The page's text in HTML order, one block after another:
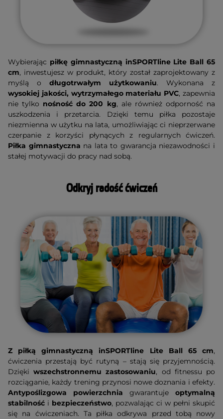
Wybierając piłkę gimnastyczną inSPORTline Lite Ball 65
cm, inwestujesz w produkt, który został zaprojektowany z
myślą o długotrwałym użytkowaniu. Wykonana z
wysokiej jakości, wytrzymałego materiału PVC, zapewnia
nie tylko nośność do 200 kg, ale również odporność na
uszkodzenia i przetarcia. Dzięki temu piłka pozostaje
niezmienna w użytku na lata, umożliwiając ci nieprzerwane
czerpanie z korzyści płynących z regularnych ćwiczeń.
Piłka gimnastyczna na lata to gwarancja niezawodności i
stałej motywacji do pracy nad sobą.
Odkryj radość ćwiczeń
Z piłką gimnastyczną inSPORTline Lite Ball 65 cm,
ćwiczenia przestają być rutyną – stają się przyjemnością.
Dziękiwszechstronnemu zastosowaniu, od fitnessu po
rozciąganie, każdy trening przynosi nowe doznania i efekty.
Antypoślizgowa powierzchnia gwarantuje optymalną
stabilność i bezpieczeństwo, pozwalając ci w pełni skupić
się na ćwiczeniach. Ta piłka odkrywa przed tobą nowy